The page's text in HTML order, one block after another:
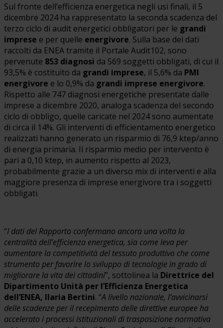
Sul fronte dell’efficienza energetica negli usi finali, il 5
dicembre 2024 ha rappresentato la seconda scadenza del
terzo ciclo di audit energetici obbligatori per le grandi
imprese e per quelle energivore. Sulla base dei dati
raccolti da ENEA tramite il Portale Audit102, sono
pervenute 853 diagnosi da 569 soggetti obbligati, di cui il
93,5% è costituito da grandi imprese, il 5,6% da PMI
energivore e lo 0,9% da grandi imprese energivore.
Rispetto alle 747 diagnosi energetiche presentate dalle
imprese a dicembre 2020, analoga scadenza del secondo
ciclo di obbligo, quelle caricate nel 2024 sono aumentate
di circa il 14%. Gli interventi di efficientamento energetico
realizzati hanno generato un risparmio di 76,9 ktep/anno
di energia primaria. Il risparmio medio per intervento è
pari a 0,10 ktep, in aumento rispetto al 2023,
probabilmente grazie a un diverso mix di interventi e alla
maggiore presenza di imprese energivore tra i soggetti
obbligati.
“I dati del Rapporto confermano ancora una volta la
centralità dell’efficienza energetica, sia come leva per
aumentare la competitività del tessuto produttivo che come
strumento per favorire lo sviluppo di tecnologie in grado di
migliorare la vita dei cittadini”, sottolinea la Direttrice del
Dipartimento Unità per l’Efficienza Energetica
dell’ENEA, Ilaria Bertini. “A livello nazionale, l’avvicinarsi
delle scadenze per il recepimento delle direttive europee ha
accelerato i processi istituzionali di trasposizione normativa